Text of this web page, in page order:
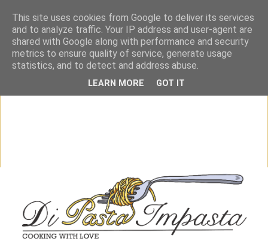
This site uses cookies from Google to deliver its services
and to analyze traffic. Your IP address and user-agent are
shared with Google along with performance and security
metrics to ensure quality of service, generate usage
statistics, and to detect and address abuse.
LEARN MORE GOT IT